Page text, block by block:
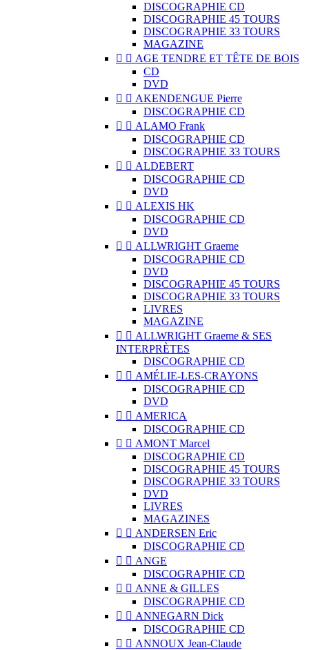
DISCOGRAPHIE CD
DISCOGRAPHIE 45 TOURS
DISCOGRAPHIE 33 TOURS
MAGAZINE
  AGE TENDRE ET TÊTE DE BOIS
CD
DVD
  AKENDENGUE Pierre
DISCOGRAPHIE CD
  ALAMO Frank
DISCOGRAPHIE CD
DISCOGRAPHIE 33 TOURS
  ALDEBERT
DISCOGRAPHIE CD
DVD
  ALEXIS HK
DISCOGRAPHIE CD
DVD
  ALLWRIGHT Graeme
DISCOGRAPHIE CD
DVD
DISCOGRAPHIE 45 TOURS
DISCOGRAPHIE 33 TOURS
LIVRES
MAGAZINE
  ALLWRIGHT Graeme & SES
INTERPRÈTES
DISCOGRAPHIE CD
  AMÉLIE-LES-CRAYONS
DISCOGRAPHIE CD
DVD
  AMERICA
DISCOGRAPHIE CD
  AMONT Marcel
DISCOGRAPHIE CD
DISCOGRAPHIE 45 TOURS
DISCOGRAPHIE 33 TOURS
DVD
LIVRES
MAGAZINES
  ANDERSEN Eric
DISCOGRAPHIE CD
  ANGE
DISCOGRAPHIE CD
  ANNE & GILLES
DISCOGRAPHIE CD
  ANNEGARN Dick
DISCOGRAPHIE CD
  ANNOUX Jean-Claude